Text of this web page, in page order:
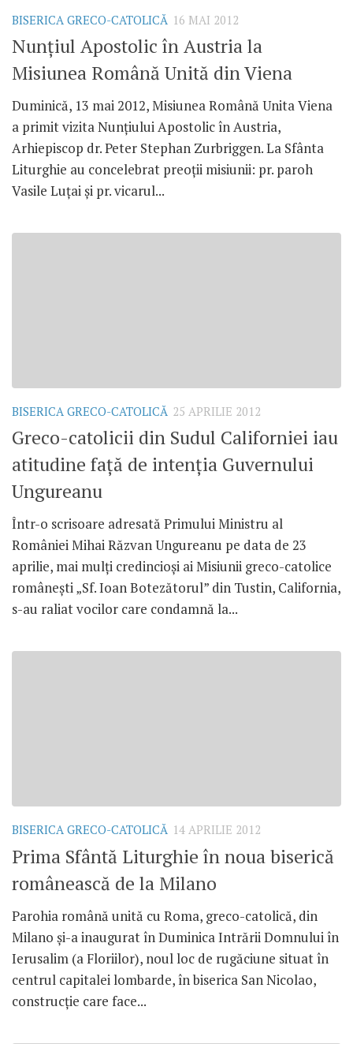
BISERICA GRECO-CATOLICĂ 16 MAI 2012
Nunţiul Apostolic în Austria la
Misiunea Română Unită din Viena
Duminică, 13 mai 2012, Misiunea Română Unita Viena
a primit vizita Nunţiului Apostolic în Austria,
Arhiepiscop dr. Peter Stephan Zurbriggen. La Sfânta
Liturghie au concelebrat preoţii misiunii: pr. paroh
Vasile Luţai şi pr. vicarul...
BISERICA GRECO-CATOLICĂ 25 APRILIE 2012
Greco-catolicii din Sudul Californiei iau
atitudine faţă de intenţia Guvernului
Ungureanu
Într-o scrisoare adresată Primului Ministru al
României Mihai Răzvan Ungureanu pe data de 23
aprilie, mai mulţi credincioşi ai Misiunii greco-catolice
româneşti „Sf. Ioan Botezătorul” din Tustin, California,
s-au raliat vocilor care condamnă la...
BISERICA GRECO-CATOLICĂ 14 APRILIE 2012
Prima Sfântă Liturghie în noua biserică
românească de la Milano
Parohia română unită cu Roma, greco-catolică, din
Milano şi-a inaugurat în Duminica Intrării Domnului în
Ierusalim (a Floriilor), noul loc de rugăciune situat în
centrul capitalei lombarde, în biserica San Nicolao,
construcţie care face...